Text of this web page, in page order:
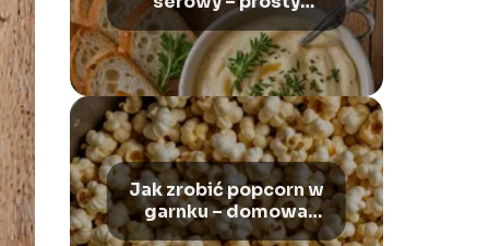
przepis na pyszny
dodatek
Jak zrobić popcorn w
garnku – domowa
przekąska